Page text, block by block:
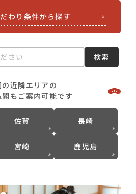
わり条件から探す
検索
の近隣エリアの
もご案内可能です
佐賀 長崎
宮崎 鹿児島